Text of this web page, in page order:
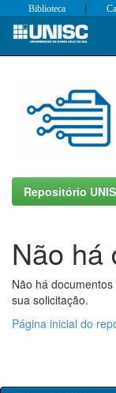
Skip
Biblioteca |
Repositório
Não há
Não há
sua solicitação.
Página inicial do